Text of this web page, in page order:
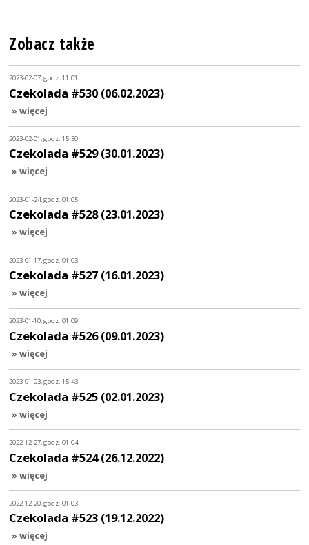
Zobacz także
2023-02-07, godz. 11:01
Czekolada #530 (06.02.2023)
» więcej
2023-02-01, godz. 15:30
Czekolada #529 (30.01.2023)
» więcej
2023-01-24, godz. 01:05
Czekolada #528 (23.01.2023)
» więcej
2023-01-17, godz. 01:03
Czekolada #527 (16.01.2023)
» więcej
2023-01-10, godz. 01:09
Czekolada #526 (09.01.2023)
» więcej
2023-01-03, godz. 15:43
Czekolada #525 (02.01.2023)
» więcej
2022-12-27, godz. 01:04
Czekolada #524 (26.12.2022)
» więcej
2022-12-20, godz. 01:03
Czekolada #523 (19.12.2022)
» więcej